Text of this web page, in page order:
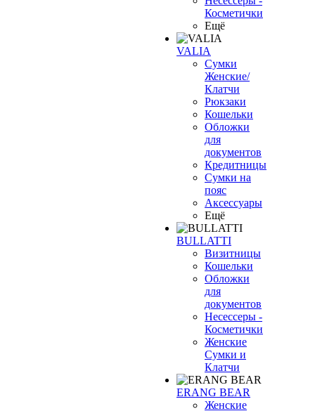
Косметички
Ещё
VALIA
Сумки
Женские/
Клатчи
Рюкзаки
Кошельки
Обложки
для
документов
Кредитницы
Сумки на
пояс
Аксессуары
Ещё
BULLATTI
Визитницы
Кошельки
Обложки
для
документов
Несессеры -
Косметички
Женские
Сумки и
Клатчи
ERANG BEAR
Женские